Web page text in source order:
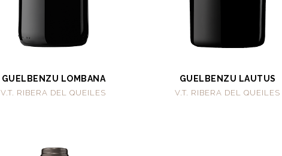
GUELBENZU LOMBANA
V.T. RIBERA DEL QUEILES
GUELBENZU LAUTUS
V.T. RIBERA DEL QUEILES